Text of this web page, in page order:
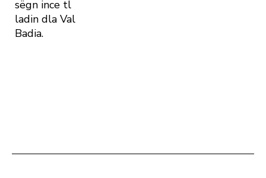
sëgn ince tl
ladin dla Val
Badia.